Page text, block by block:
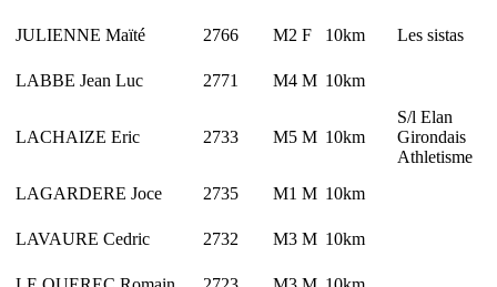
JULIENNE Maïté 2766 M2 F 10km Les sistas
LABBE Jean Luc 2771 M4 M 10km
LACHAIZE Eric 2733 M5 M 10km
S/l Elan
Girondais
Athletisme
LAGARDERE Joce
2735 M1 M 10km
LAVAURE Cedric 2732 M3 M 10km